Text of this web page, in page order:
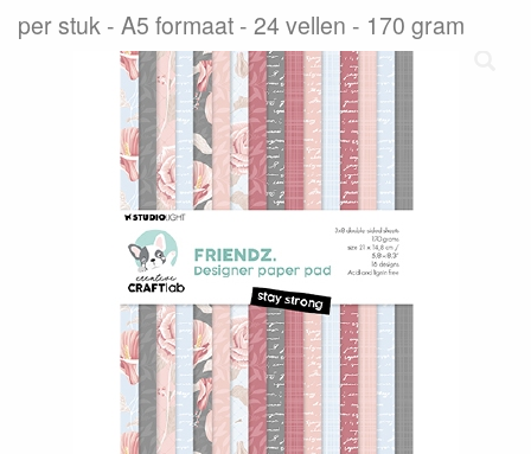
per stuk A5 formaat - 24 vellen - 170 gram